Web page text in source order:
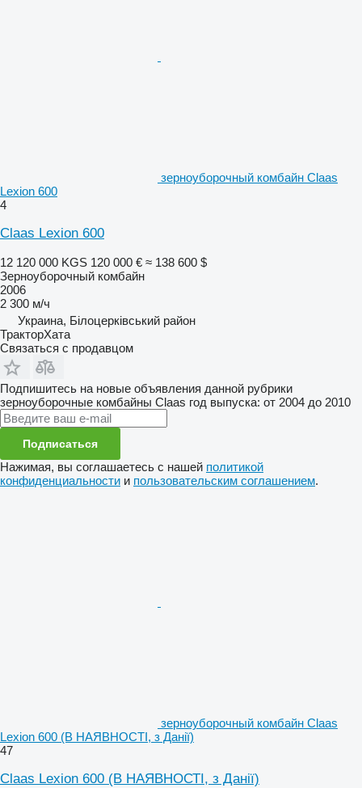
зерноуборочный комбайн Claas
Lexion 600
4
Claas Lexion 600
12 120 000 KGS 120 000 € ≈ 138 600 $
Зерноуборочный комбайн
2006
2 300 м/ч
Украина, Білоцерківський район
ТракторХата
Связаться с продавцом
Подпишитесь на новые объявления данной рубрики
зерноуборочные комбайны Claas год выпуска: от 2004 до 2010
Подписаться
Нажимая, вы соглашаетесь с нашей политикой
конфиденциальности и пользовательским соглашением.
зерноуборочный комбайн Claas
Lexion 600 (В НАЯВНОСТІ, з Данії)
47
Claas Lexion 600 (В НАЯВНОСТІ, з Данії)